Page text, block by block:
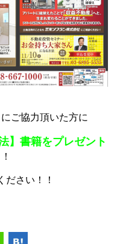
ご協力頂いた方に
】書籍をプレゼント
ださい！！